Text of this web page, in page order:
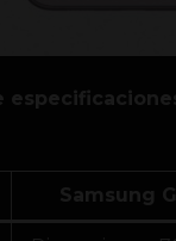
Samsung